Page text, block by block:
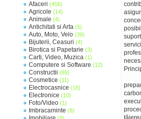
Afaceri (456)
Agricole (14)
Animale (4)
Antichitati si Arta (5)
Auto, Moto, Velo (39)
Bijuterii, Ceasuri (4)
Birotica si Papetarie (3)
Carti, Video, Muzica (1)
Computere si Software (12)
Constructii (89)
Cosmetice (11)
Electrocasnice (16)
Electronice (10)
Foto/Video (1)
Imbracaminte (8)